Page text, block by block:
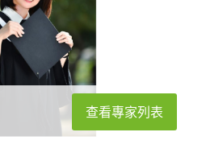
查看專家列表